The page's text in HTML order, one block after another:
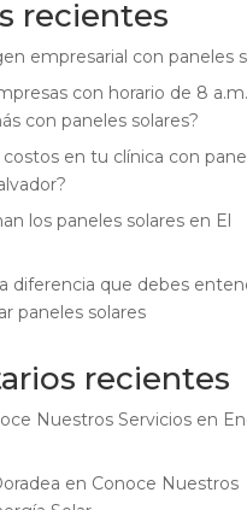
recientes
empresarial con paneles
con horario de 8
con paneles solares?
en tu clínica con
los paneles solares en El
diferencia que debes
paneles solares
recientes
Nuestros Servicios en
en Conoce Nuestros